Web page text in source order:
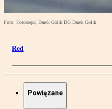
Foto: Fotorzepa, Darek Golik DG Darek Golik
Red
Powiązane